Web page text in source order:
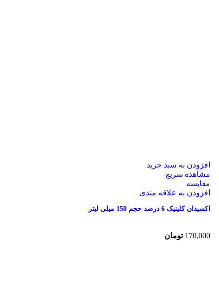
افزودن به سبد خرید
مشاهده سریع
مقایسه
افزودن به علاقه مندی
اکسیدان کلینیک 6 درصد حجم 150 میلی لیتر
170,000 تومان